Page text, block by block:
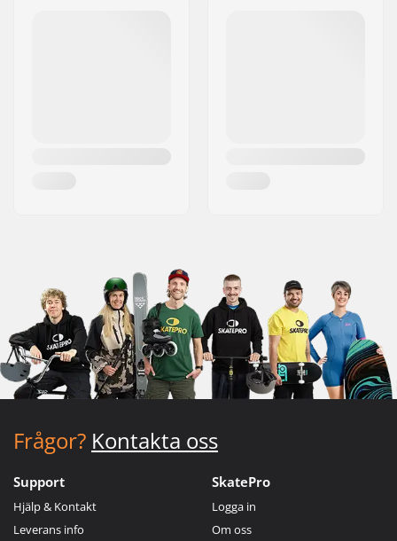
Frågor? Kontakta oss
Support
Hjälp & Kontakt
Leverans info
SkatePro
Logga in
Om oss